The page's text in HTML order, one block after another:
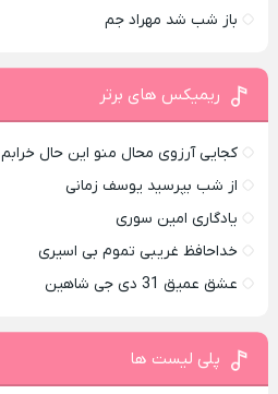
باز شب شد مهراد جم
ریمیکس های برتر
کجایی آرزوی محال منو این حال خرابم
از شب بپرسید یوسف زمانی
یادگاری امین سوری
خداحافظ غریبی تموم بی اسیری
عشق عمیق 31 دی جی شاهین
پلی لیست ها